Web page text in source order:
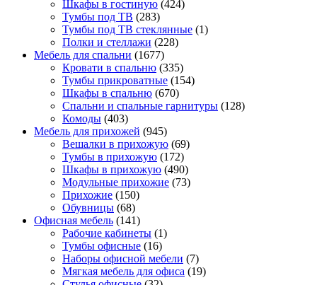
Шкафы в гостиную (424)
Тумбы под ТВ (283)
Тумбы под ТВ стеклянные (1)
Полки и стеллажи (228)
Мебель для спальни (1677)
Кровати в спальню (335)
Тумбы прикроватные (154)
Шкафы в спальню (670)
Спальни и спальные гарнитуры (128)
Комоды (403)
Мебель для прихожей (945)
Вешалки в прихожую (69)
Тумбы в прихожую (172)
Шкафы в прихожую (490)
Модульные прихожие (73)
Прихожие (150)
Обувницы (68)
Офисная мебель (141)
Рабочие кабинеты (1)
Тумбы офисные (16)
Наборы офисной мебели (7)
Мягкая мебель для офиса (19)